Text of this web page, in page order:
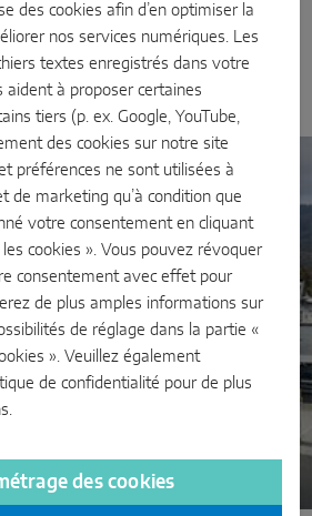
à l'échelle de l'entreprise garantit à
des cookies afin d’en optimiser la
nos services numériques. Les
textes enregistrés dans votre
aident à proposer certaines
tiers (p. ex. Google, YouTube,
des cookies sur notre site
préférences ne sont utilisées à
de marketing qu’à condition que
votre consentement en cliquant
cookies ». Vous pouvez révoquer
consentement avec effet pour
de plus amples informations sur
de réglage dans la partie «
». Veuillez également
de confidentialité pour de plus
des cookies